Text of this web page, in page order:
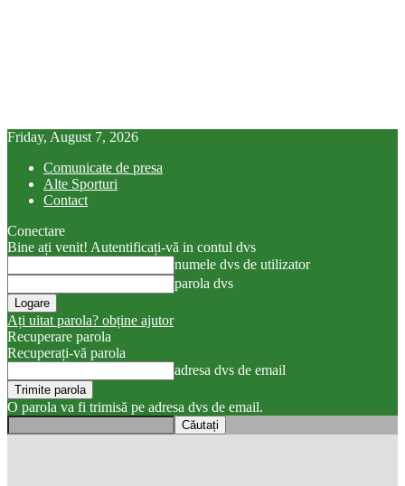
Friday, August 7, 2026
Comunicate de presa
Alte Sporturi
Contact
Conectare
Bine ați venit! Autentificați-vă in contul dvs
numele dvs de utilizator
parola dvs
Ați uitat parola? obține ajutor
Recuperare parola
Recuperați-vă parola
adresa dvs de email
O parola va fi trimisă pe adresa dvs de email.